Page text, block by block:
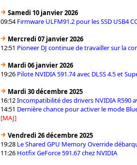
Samedi 10 janvier 2026
09:54Firmware ULFM91.2 pour les SSD USB4
Mercredi 07 janvier 2026
12:51 Pioneer DJ continue de travailler sur la
Mardi 06 janvier 2026
19:26 Pilote NVIDIA 591.74 avec DLSS 4.5 et
Mardi 30 décembre 2025
16:12Incompatibilité des drivers NVIDIA R590
14:51 Dernière chance pour activer le mode
[MAJ]
Vendredi 26 décembre 2025
19:28 Le Shared GPU Memory Override
11:26 Hotfix GeForce 591.67 chez NVIDIA